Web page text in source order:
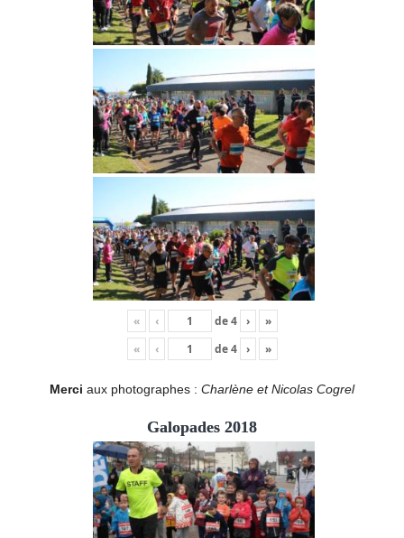
« ‹ de4 ›
»
«
‹ de4 › »
Merci aux photographes : Charlène et Nicolas Cogrel
Galopades 2018